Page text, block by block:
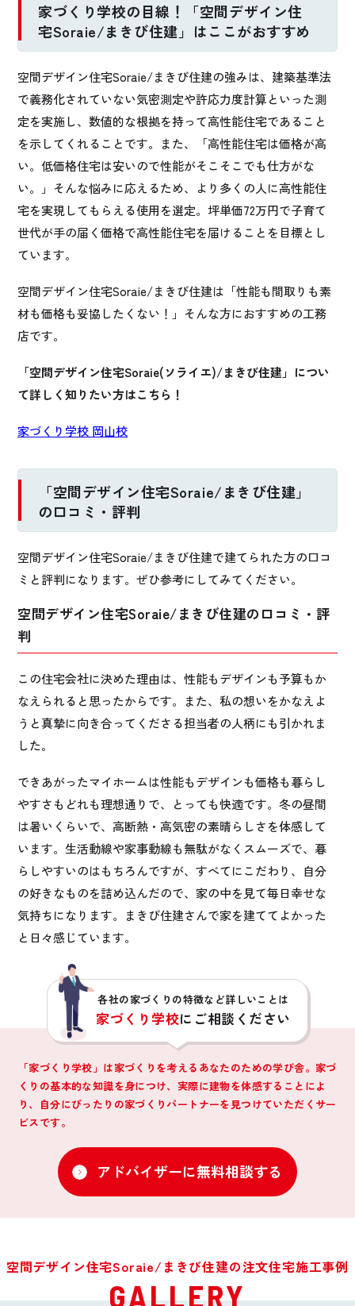
家づくり学校の目線！「空間デザイン住
宅Soraie/まきび住建」はここがおすすめ
空間デザイン住宅Soraie/まきび住建の強みは、建築基準法
で義務化されていない気密測定や許応力度計算といった測
定を実施し、数値的な根拠を持って高性能住宅であること
を示してくれることです。また、「高性能住宅は価格が高
い。低価格住宅は安いので性能がそこそこでも仕方がな
い。」そんな悩みに応えるため、より多くの人に高性能住
宅を実現してもらえる使用を選定。坪単価72万円で子育て
世代が手の届く価格で高性能住宅を届けることを目標とし
ています。
空間デザイン住宅Soraie/まきび住建は「性能も間取りも素
材も価格も妥協したくない！」そんな方におすすめの工務
店です。
「空間デザイン住宅Soraie(ソライエ)/まきび住建」につい
て詳しく知りたい方はこちら！
家づくり学校 岡山校
「空間デザイン住宅Soraie/まきび住建」
の口コミ・評判
空間デザイン住宅Soraie/まきび住建で建てられた方の口コ
ミと評判になります。ぜひ参考にしてみてください。
空間デザイン住宅Soraie/まきび住建の口コミ・評
判
この住宅会社に決めた理由は、性能もデザインも予算もか
なえられると思ったからです。また、私の想いをかなえよ
うと真摯に向き合ってくださる担当者の人柄にも引かれま
した。
できあがったマイホームは性能もデザインも価格も暮らし
やすさもどれも理想通りで、とっても快適です。冬の昼間
は暑いくらいで、高断熱・高気密の素晴らしさを体感して
います。生活動線や家事動線も無駄がなくスムーズで、暮
らしやすいのはもちろんですが、すべてにこだわり、自分
の好きなものを詰め込んだので、家の中を見て毎日幸せな
気持ちになります。まきび住建さんで家を建ててよかった
と日々感じています。
各社の家づくりの特徴など詳しいことは
家づくり学校にご相談ください
「家づくり学校」は家づくりを考えるあなたのための学び舎。家づ
くりの基本的な知識を身につけ、 実際に建物を体感することによ
り、自分にぴったりの家づくりパートナーを見つけていただくサー
ビスです。
アドバイザーに無料相談する
空間デザイン住宅Soraie/まきび住建の注文住宅施工事例
GALLERY